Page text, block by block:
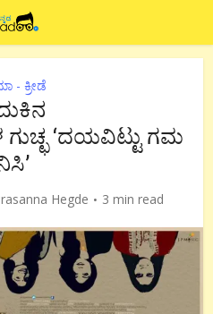
- ಕ್ರೀಡೆ
ಗುಚ್ಛ ‘ದಯವಿಟ್ಟು ಗಮ
Hegde 3 min read